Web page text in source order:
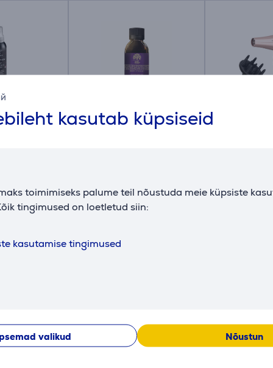
kasutab küpsiseid
toimimiseks palume teil nõustuda meie küpsiste
tingimused on loetletud siin:
kasutamise tingimused
valikud Nõustun
GA.MA
Taastav juukseõli
GA.MA Argan oil 30 ml
11.99 € 59.99 €